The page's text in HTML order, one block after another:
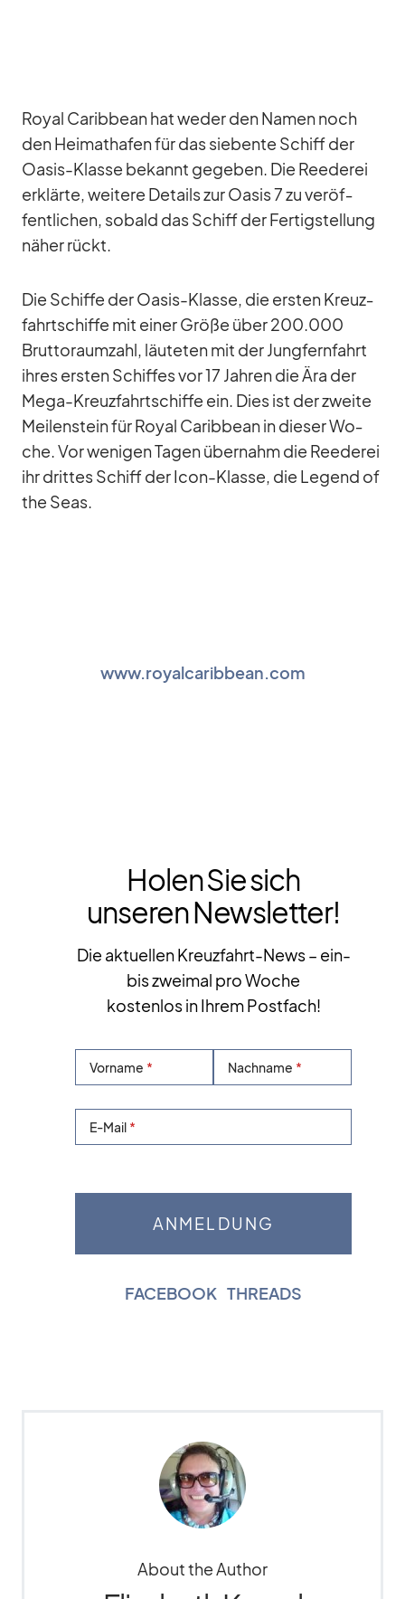
Royal Ca­rib­bean hat we­der den Na­men noch
den Hei­mat­ha­fen für das sie­bente Schiff der
Oa­sis-Klasse be­kannt ge­ge­ben. Die Ree­de­rei
er­klärte, wei­tere De­tails zur Oa­sis 7 zu ver­öf­
fent­li­chen, so­bald das Schiff der Fer­tig­stel­lung
nä­her rückt.
Die Schiffe der Oa­sis-Klasse, die ers­ten Kreuz­
fahrt­schiffe mit ei­ner Größe über 200.000
Brut­to­raum­zahl, läu­te­ten mit der Jung­fern­fahrt
ih­res ers­ten Schif­fes vor 17 Jah­ren die Ära der
Mega-Kreuz­fahrt­schiffe ein. Dies ist der zweite
Mei­len­stein für Royal Ca­rib­bean in die­ser Wo­
che. Vor we­ni­gen Ta­gen über­nahm die Ree­de­rei
ihr drit­tes Schiff der Icon-Klasse, die Le­gend of
the Seas.
www.royalcaribbean.com
Holen Sie sich
unseren Newsletter!
Die aktuellen Kreuzfahrt-News – ein-
bis zweimal pro Woche
kostenlos in Ihrem Postfach!
Vorname Nachname
E-Mail
FACEBOOK THREADS
About the Author